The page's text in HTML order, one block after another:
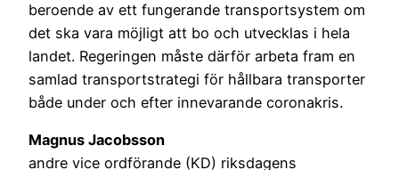
beroende av ett fungerande transportsystem om
det ska vara möjligt att bo och utvecklas i hela
landet. Regeringen måste därför arbeta fram en
samlad transportstrategi för hållbara transporter
både under och efter innevarande coronakris.
Magnus Jacobsson
andre vice ordförande (KD) riksdagens